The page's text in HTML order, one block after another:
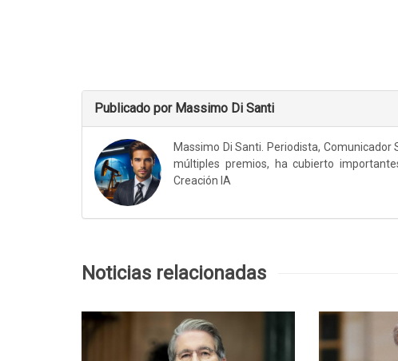
Publicado por Massimo Di Santi
Massimo Di Santi. Periodista,
múltiples premios, ha cubierto
Creación IA
Noticias relacionadas